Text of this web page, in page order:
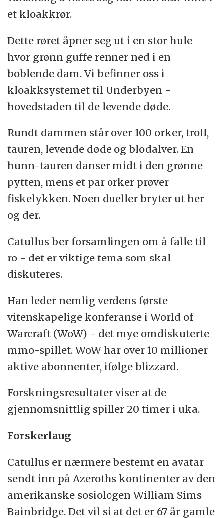
eller dine ferdigheter som spiller i et
Lok’tar:Et krigsrop på ork-språket. Det
betyr seier, og brukes også som en hilsen.
lol, rofl og lmao: Laughing out loud, rolling
on the floor laughing og laughing my ass off.
loot:Ting eller penger som spillere får fra
mobs eller kontainere.
mobs: Forkortelse for mobile objects - en
enhet i spillet som ikke er en spiller. Mobs
har den funksjonen at de skal drepes for å
oppdrag, eller for å få tak i loot.
mmo:Massively multiplayer online game.
ninja-looter:En spiller som tar loot som
han eller hun ikke har rett på.
et kloakkrør.
Dette røret åpner seg ut i en stor hule
hvor grønn guffe renner ned i en
boblende dam. Vi befinner oss i
kloakksystemet til Underbyen -
hovedstaden til de levende døde.
Rundt dammen står over 100 orker, troll,
tauren, levende døde og blodalver. En
hunn-tauren danser midt i den grønne
pytten, mens et par orker prøver
fiskelykken. Noen dueller bryter ut her
og der.
Catullus ber forsamlingen om å falle til
ro - det er viktige tema som skal
diskuteres.
Han leder nemlig verdens første
vitenskapelige konferanse i World of
Warcraft (WoW) - det mye omdiskuterte
mmo-spillet. WoW har over 10 millioner
aktive abonnenter, ifølge blizzard.
Forskningsresultater viser at de
gjennomsnittlig spiller 20 timer i uka.
Forskerlaug
Catullus er nærmere bestemt en avatar
sendt inn på Azeroths kontinenter av den
amerikanske sosiologen William Sims
Bainbridge. Det vil si at det er 67 år gamle